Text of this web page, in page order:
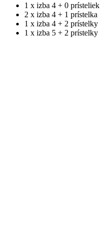
1 x izba 4 + 0 prísteliek
2 x izba 4 + 1 prístelka
1 x izba 4 + 2 prístelky
1 x izba 5 + 2 prístelky